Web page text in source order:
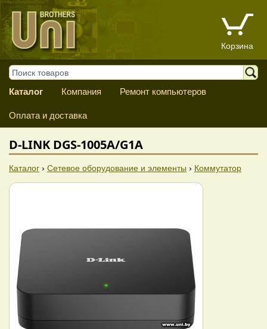
Корзина
Каталог Компания Ремонт компьютеров
Оплата и доставка
D-LINK DGS-1005A/G1A
Каталог › Сетевое оборудование и элементы › Коммутатор